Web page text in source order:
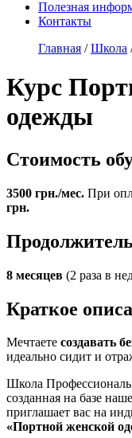
Полезная
Контакты
Главная /Школа
Курс
одежды
Стоимость
3500 грн./мес. При
грн.
8 месяцев (2 раза в
Краткое
Мечтаете создавать
идеально сидит и
Школа
созданная на базе
приглашает вас на
«Портной женской